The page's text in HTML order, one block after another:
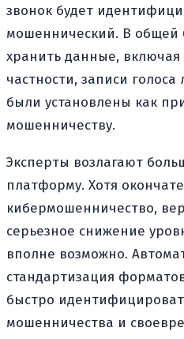
звонок будет
мошеннический. В общей
хранить данные,
частности, записи
были установлены как
мошенничеству.
Эксперты возлагают
платформу. Хотя
кибермошенничество,
серьезное снижение
вполне возможно.
стандартизация
быстро
мошенничества и